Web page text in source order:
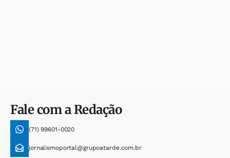
Fale com a Redação
(71) 99601-0020
jornalismoportal@grupoatarde.com.br